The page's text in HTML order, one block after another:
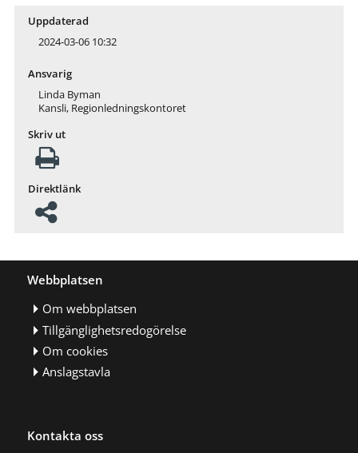
Uppdaterad
2024-03-06 10:32
Ansvarig
Linda Byman
Kansli, Regionledningskontoret
Skriv ut
Direktlänk
Webbplatsen
Om webbplatsen
Tillgänglighetsredogörelse
Om cookies
Anslagstavla
Kontakta oss